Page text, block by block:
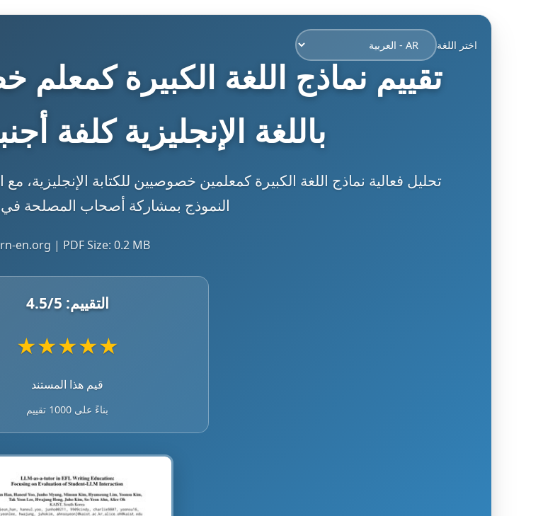
اختر اللغة
تقييم نماذج اللغة الكبيرة
باللغة الإنجليزية كلفة
تحليل فعالية نماذج اللغة الكبيرة كمعلمين خصوصيين للكتابة الإنجليزية،
النموذج بمشاركة أصحاب المصلحة في
en.org | PDF Size: 0.2 MB
التقييم: 4.5/5
★
★
★
★
★
قيم هذا المستند
بناءً على 1000 تقييم